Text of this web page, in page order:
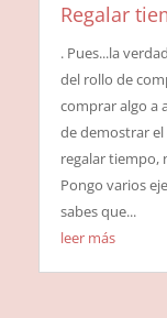
Regalar
. Pues...la
del rollo de
comprar algo a
de demostrar
regalar tiempo,
Pongo varios
sabes que...
leer más